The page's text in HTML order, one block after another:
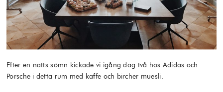
Efter en natts sömn kickade vi igång dag två hos Adidas och
Porsche i detta rum med kaffe och bircher muesli.